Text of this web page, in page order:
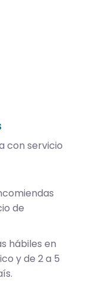
con servicio
de
hábiles en
y de 2 a 5